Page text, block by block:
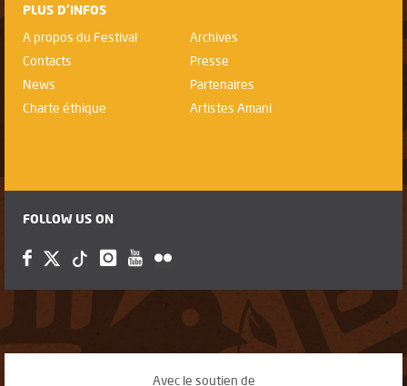
PLUS D'INFOS
A propos du Festival
Contacts
News
Charte éthique
Archives
Presse
Partenaires
Artistes Amani
FOLLOW US ON
Avec le soutien de